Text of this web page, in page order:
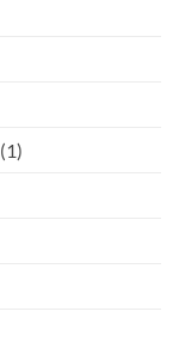
(1)